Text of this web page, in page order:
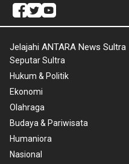
Jelajahi ANTARA News Sultra
Seputar Sultra
Hukum & Politik
Ekonomi
Olahraga
Budaya & Pariwisata
Humaniora
Nasional